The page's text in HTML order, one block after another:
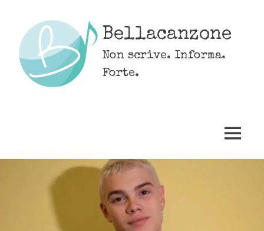
content
Bellacanzone
Non scrive. Informa.
Forte.
MENU